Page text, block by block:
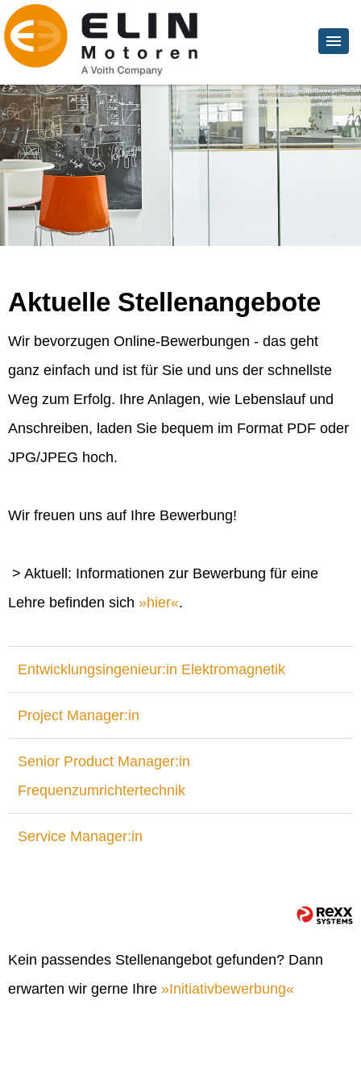
Aktuelle Stellenangebote
Wir bevorzugen Online-Bewerbungen - das geht
ganz einfach und ist für Sie und uns der schnellste
Weg zum Erfolg. Ihre Anlagen, wie Lebenslauf und
Anschreiben, laden Sie bequem im Format PDF oder
JPG/JPEG hoch.
Wir freuen uns auf Ihre Bewerbung!
> Aktuell: Informationen zur Bewerbung für eine
Lehre befinden sich
hier .
Entwicklungsingenieur:in Elektromagnetik
Project Manager:in
Senior Product Manager:in
Frequenzumrichtertechnik
Service Manager:in
Kein passendes Stellenangebot gefunden? Dann
erwarten wir gerne Ihre
Initiativbewerbung